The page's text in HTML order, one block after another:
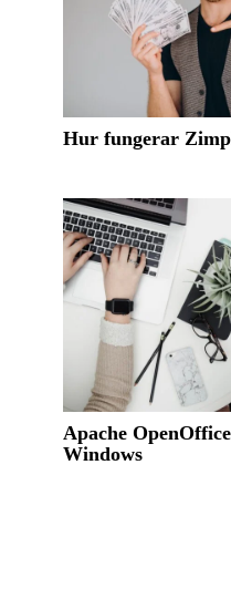
Hur fungerar
Apache
Windows